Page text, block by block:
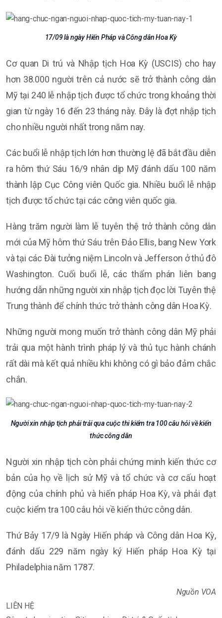
17/09 là ngày Hiến Pháp và Công dân Hoa Kỳ
Cơ quan Di trú và Nhập tịch Hoa Kỳ (USCIS) cho hay
hơn 38.000 người trên cả nước sẽ trở thành công dân
Mỹ tại 240 lễ nhập tịch được tổ chức trong khoảng thời
gian từ ngày 16 đến 23 tháng này. Đây là đợt nhập tịch
cho nhiều người nhất trong năm nay.
Các buổi lễ nhập tịch lớn hơn thường lệ đã bắt đầu diễn
ra hôm thứ Sáu 16/9 nhân dịp Mỹ đánh dấu 100 năm
thành lập Cục Công viên Quốc gia. Nhiều buổi lễ nhập
tịch được tổ chức tại các công viên quốc gia.
Hàng trăm người làm lễ tuyên thệ trở thành công dân
mới của Mỹ hôm thứ Sáu trên Đảo Ellis, bang New York
và tại các Đài tưởng niệm Lincoln và Jefferson ở thủ đô
Washington. Cuối buổi lễ, các thẩm phán liên bang
hướng dẫn những người xin nhập tịch đọc lời Tuyên thệ
Trung thành để chính thức trở thành công dân Hoa Kỳ.
Những người mong muốn trở thành công dân Mỹ phải
trải qua một hành trình pháp lý và thủ tục hành chánh
rất dài mà kết quả nhiều khi không có gì bảo đảm chắc
chắn.
Người xin nhập tịch phải trải qua cuộc thi kiểm tra 100 câu hỏi về kiến
thức công dân
Người xin nhập tịch còn phải chứng minh kiến thức cơ
bản của họ về lịch sử Mỹ và tổ chức và cơ cấu hoạt
động của chính phủ và hiến pháp Hoa Kỳ, và phải đạt
cuộc kiểm tra 100 câu hỏi về kiến thức công dân.
Thứ Bảy 17/9 là Ngày Hiến pháp và Công dân Hoa Kỳ,
đánh dấu 229 năm ngày ký Hiến pháp Hoa Kỳ tại
Philadelphia năm 1787.
Nguồn VOA
LIÊN HỆ